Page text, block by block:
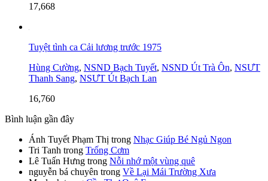
17,668
Tuyệt tình ca Cải lương trước 1975
Hùng Cường, NSND Bạch Tuyết, NSND Út Trà Ôn, NSƯT
Thanh Sang, NSƯT Út Bạch Lan
16,760
Bình luận gần đây
Ánh Tuyết Phạm Thị trong Nhạc Giúp Bé Ngủ Ngon
Tri Tanh trong Trống Cơm
Lê Tuấn Hưng trong Nỗi nhớ một vùng quê
nguyễn bá chuyên trong Về Lại Mái Trường Xưa